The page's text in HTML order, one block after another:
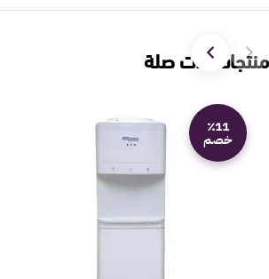
منتجات ذات صلة
٪11
خصم